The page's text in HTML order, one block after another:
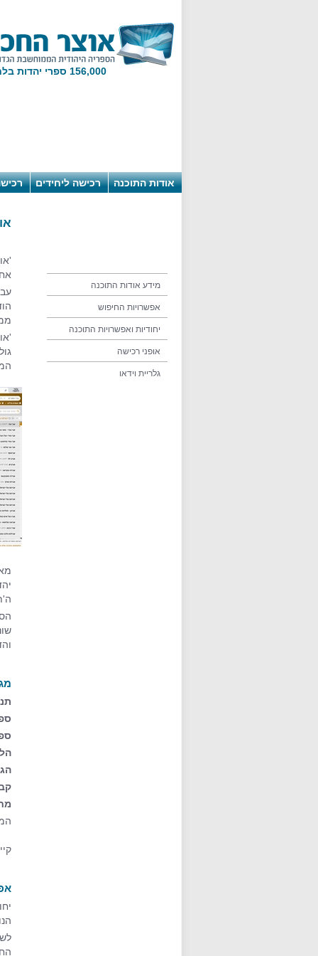
אודות התוכנה רכישה ליחידים
מידע אודות התוכנה
אפשרויות החיפוש
יחודיות ואפשרויות התוכנה
אופני רכישה
גלריית וידאו